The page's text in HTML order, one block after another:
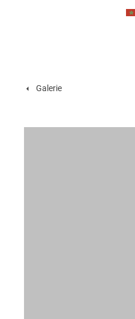
Galerie